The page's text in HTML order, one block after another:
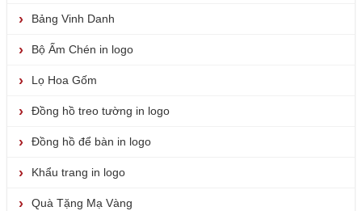
Bảng Vinh Danh
Bộ Ấm Chén in logo
Lọ Hoa Gốm
Đồng hồ treo tường in logo
Đồng hồ để bàn in logo
Khẩu trang in logo
Quà Tặng Mạ Vàng